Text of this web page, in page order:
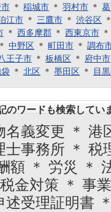
＊ 稲城市 ＊ 羽村市 ＊
江市 ＊ 三鷹市 ＊ 渋谷区
＊ 西多摩郡 ＊ 西東京市
＊ 中野区 ＊ 町田市 ＊ 調布
王子市 ＊ 板橋区 ＊ 府中市
＊ 北区 ＊ 墨田区 ＊ 目
のワードも検索してい
名義変更 ＊ 港
士事務所 ＊ 税
額 ＊ 労災 ＊
金対策 ＊ 事
述受理証明書